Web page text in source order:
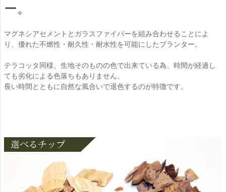
ー。
マグネシアセメントとガラスファイバーを組み合わせることによ
り、優れた不燃性・耐久性・耐水性を可能にしたプランター。
テラコッタ同様、生地そのものの色で出来ている為、時間が経過し
ても劣化による色落ちもありません。
長い時間とともに自然な風合いで退色するのが特徴です。